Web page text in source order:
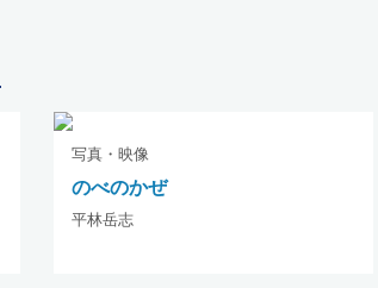
写真・映像
のべのかぜ
平林岳志